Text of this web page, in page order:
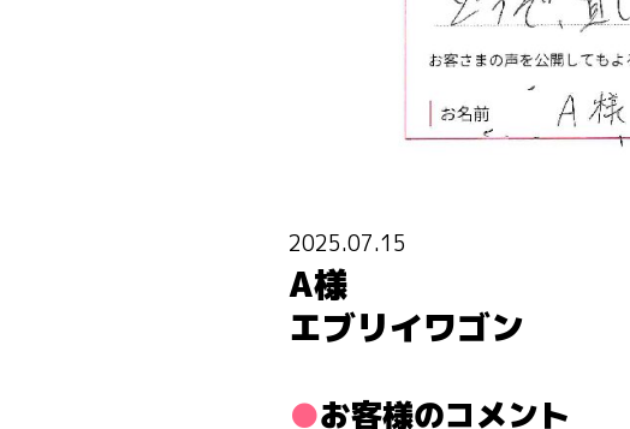
2025.07.15
A様
エブリイワゴン
お客様のコメント